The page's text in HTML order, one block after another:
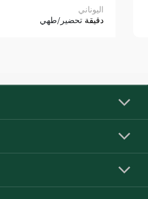
اليوناني
دقيقة تحضير/طهي